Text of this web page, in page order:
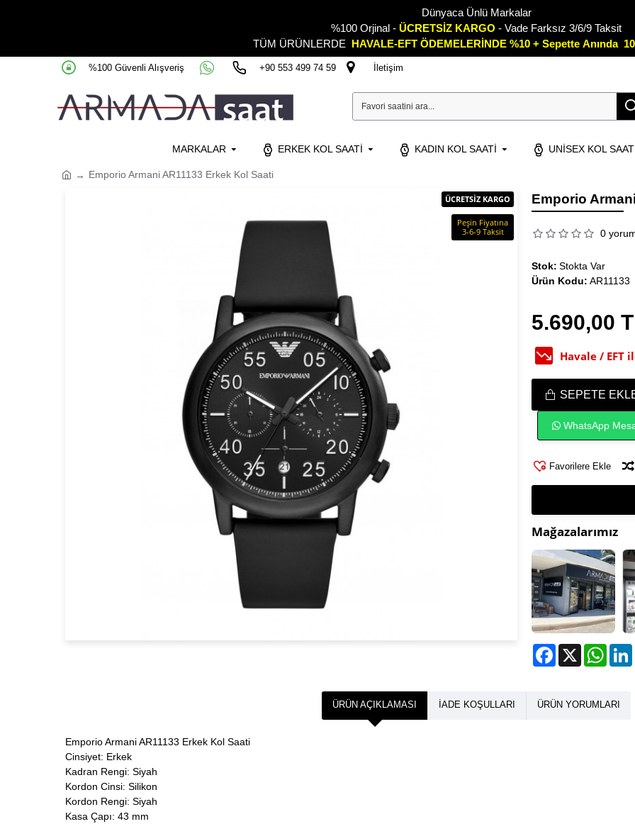
Dünyaca Ünlü Markalar
%100 Orjinal - ÜCRETSİZ KARGO - Vade Farksız 3/6/9 Taksit
TÜM ÜRÜNLERDE HAVALE-EFT ÖDEMELERİNDE %10 + Sepette Anında
%100 Güvenli Alışveriş +90 553 499 74 59 İletişim
MARKALAR ERKEK KOL SAATI KADIN KOL SAATI UNISEX KOL
Emporio Armani AR11133 Erkek Kol Saati
ÜCRETSİZ KARGO
Peşin Fiyatına
3-6-9 Taksit
Emporio
0
5.690,00
Havale / EFT
Stok: Stokta Var
Ürün Kodu: AR11133
SEPETE
WhatsApp
Favorilere Ekle
Mağazalarımız
Facebook
X
ÜRÜN AÇIKLAMASI İADE KOŞULLARI ÜRÜN YORUMLARI
Emporio Armani AR11133 Erkek Kol Saati
Cinsiyet: Erkek
Kadran Rengi: Siyah
Kordon Cinsi: Silikon
Kordon Rengi: Siyah
Kasa Çapı: 43 mm